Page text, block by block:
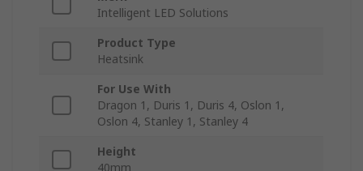
Intelligent LED Solutions
Product Type
Heatsink
For Use With
Dragon 1, Duris 1, Duris 4, Oslon 1,
Oslon 4, Stanley 1, Stanley 4
Height
40mm